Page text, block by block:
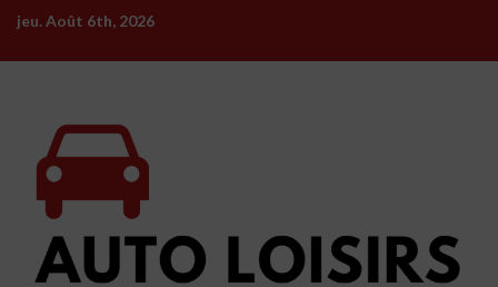
Skip
content
jeu. Août 6th, 2026